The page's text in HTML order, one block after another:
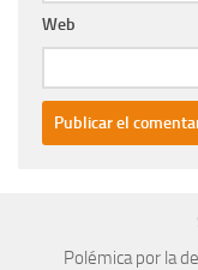
Web
Polémica por la